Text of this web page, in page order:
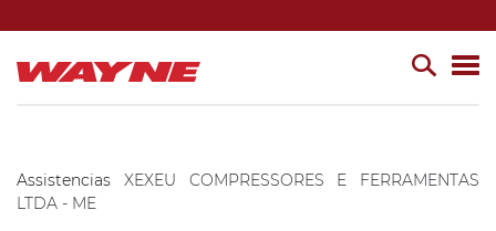
Assistencias
XEXEU COMPRESSORES E FERRAMENTAS
LTDA - ME